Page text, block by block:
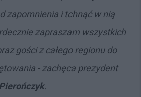
zapomnienia i tchnąć w nią
zapraszam wszystkich
gości z całego regionu do
- zachęca prezydent
.